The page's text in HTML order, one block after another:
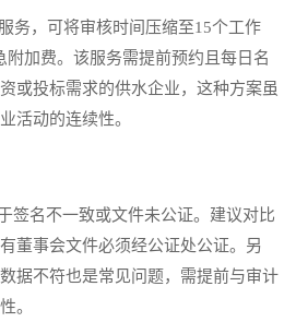
，可将审核时间压缩至15个工作
附加费。该服务需提前预约且每日名
或投标需求的供水企业，这种方案虽
活动的连续性。
名不一致或文件未公证。建议对比
董事会文件必须经公证处公证。另
据不符也是常见问题，需提前与审计
。